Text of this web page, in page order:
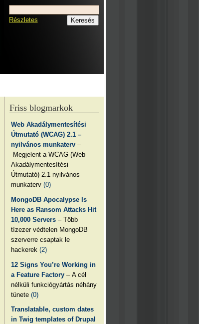
Részletes
Friss blogmarkok
Web Akadálymentesítési
Útmutató (WCAG) 2.1 –
nyilvános munkaterv –
Megjelent a WCAG (Web
Akadálymentesítési
Útmutató) 2.1 nyilvános
munkaterv(0)
MongoDB Apocalypse Is
Here as Ransom Attacks Hit
10,000 Servers – Több
tízezer védtelen MongoDB
szerverre csaptak le
hackerek(2)
12 Signs You’re Working in
a Feature Factory – A cél
nélküli funkciógyártás néhány
tünete(0)
Translatable, custom dates
in Twig templates of Drupal